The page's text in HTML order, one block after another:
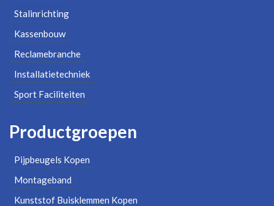
Stalinrichting
Kassenbouw
Reclamebranche
Installatietechniek
Sport Faciliteiten
Productgroepen
Pijpbeugels Kopen
Montageband
Kunststof Buisklemmen Kopen